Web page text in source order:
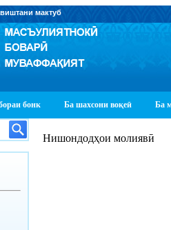
мактуб
бонк Ба шахсони воқеӣ Ба
Нишондодҳои молиявӣ